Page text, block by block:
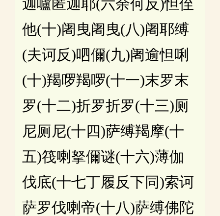
迦嚧匿迦耶(六余何反)怛侄
他(十)阇曳阇曳(八)阇耶缚
(夫诃反)呬儞(九)阇逾怛唎
(十)羯啰羯啰(十一)末罗末
罗(十二)折罗折罗(十三)厕
尼厕尼(十四)萨缚羯摩(十
五)筏喇拏儞谜(十六)薄伽
伐底(十七丁履反下同)索诃
萨罗伐喇帝(十八)萨缚佛陀